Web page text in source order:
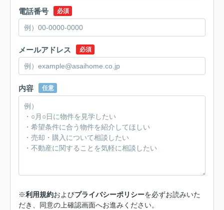
電話番号 必須
メールアドレス 必須
内容 任意
※利用規約およびプライバシーポリシーを必ずお読みいた
だき、同意の上確認画面へお進みください。